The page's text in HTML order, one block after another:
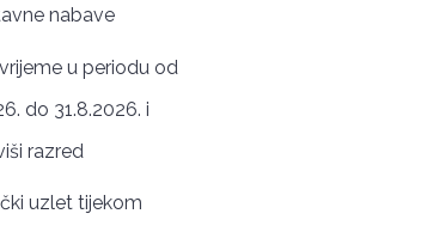
nabave
u periodu od
do 31.8.2026. i
razred
uzlet tijekom